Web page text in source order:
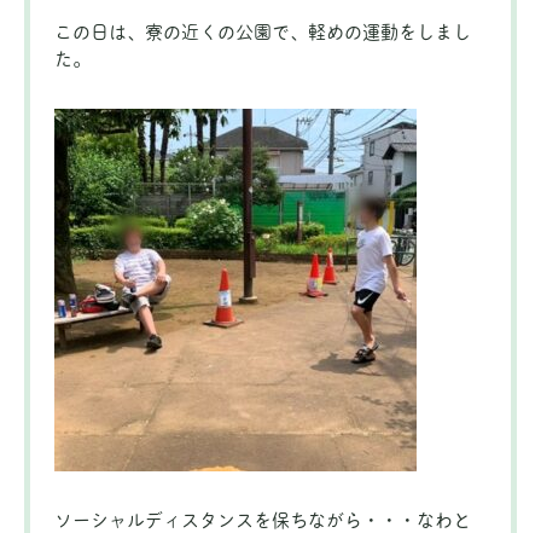
この日は、寮の近くの公園で、軽めの運動をしまし
た。
ソーシャルディスタンスを保ちながら・・・なわと